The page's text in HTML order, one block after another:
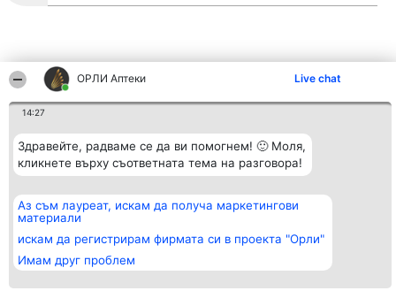
ОРЛИ Аптеки Live chat
14:27
Здравейте, радваме се да ви помогнем! 🙂 Моля,
кликнете върху съответната тема на разговора!
Аз съм лауреат, искам да получа маркетингови
материали
искам да регистрирам фирмата си в проекта "Орли"
Имам друг проблем
Други фирми от региона
Организатор на
класиране
BulevardulAleea Timișul De
Sus Nr. 2, Bl. A30, Sc. A, Et.
4, Ap. 13
București 53-238
Класация
Победители
всички
победители
Статут/Устав
Контакти
Контакти